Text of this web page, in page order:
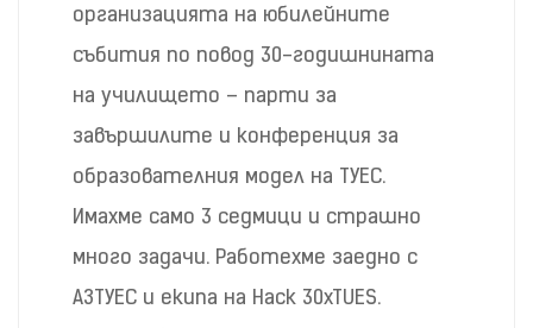
организацията на юбилейните
събития по повод 30-годишнината
на училището – парти за
завършилите и конференция за
образователния модел на ТУЕС.
Имахме само 3 седмици и страшно
много задачи. Работехме заедно с
АЗТУЕС и екипа на Hack 30xTUES.